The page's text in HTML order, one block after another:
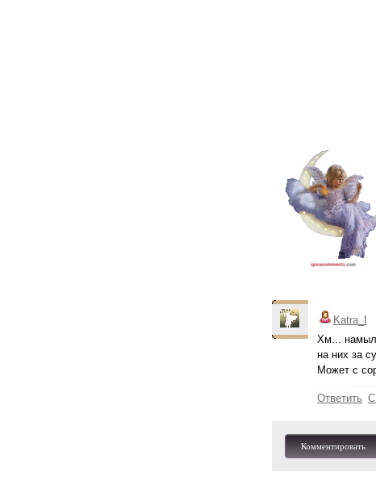
Katra_I
Хм...
на них за
Может с
Ответить С
Комментировать